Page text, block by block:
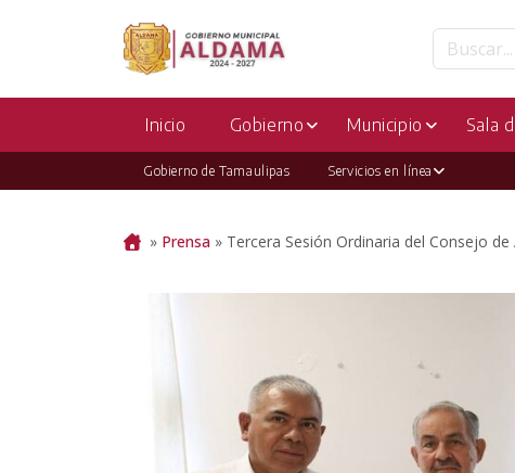
Inicio Gobierno Municipio Sala
Gobierno de Tamaulipas Servicios en línea
Portada
» Prensa » Tercera Sesión Ordinaria del Consejo